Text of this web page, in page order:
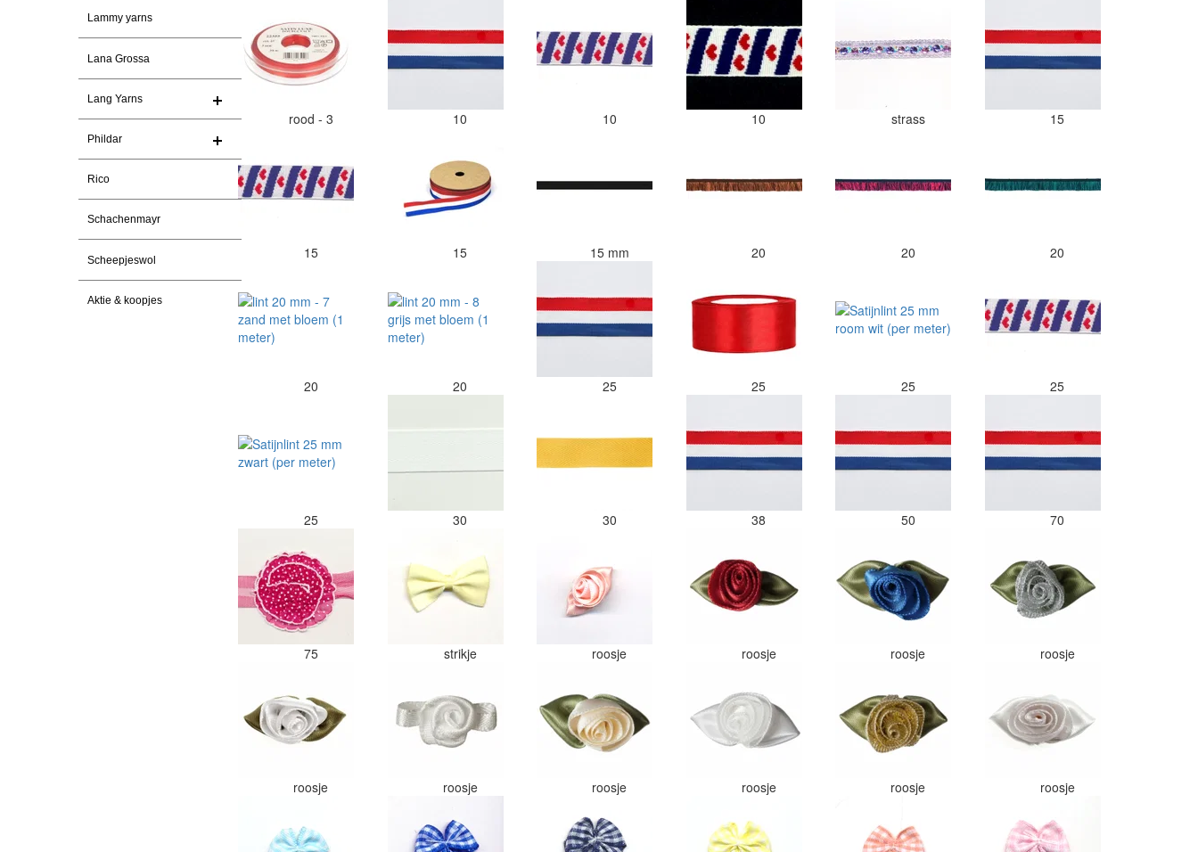
Lammy yarns
Lana Grossa
Lang Yarns
Phildar
Rico
Schachenmayr
Scheepjeswol
Aktie & koopjes
rood - 3 10 10 10 strass 15
15 15 15 mm 20 20 20
20 20 25 25 25 25
25 30 30 38 50 70
75 strikje roosje roosje roosje roosje
roosje roosje roosje roosje roosje roosje